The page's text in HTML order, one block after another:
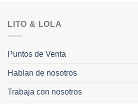
LITO & LOLA
Puntos de Venta
Hablan de nosotros
Trabaja con nosotros